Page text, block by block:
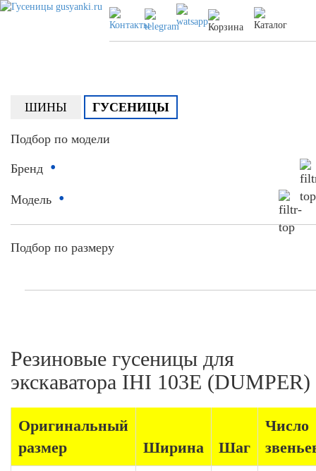
ШИНЫ ГУСЕНИЦЫ
Подбор по модели
Бренд •
Модель •
Подбор по размеру
Резиновые гусеницы для
экскаватора IHI 103E (DUMPER)
Оригинальный
размер
Ширина Шаг
Число